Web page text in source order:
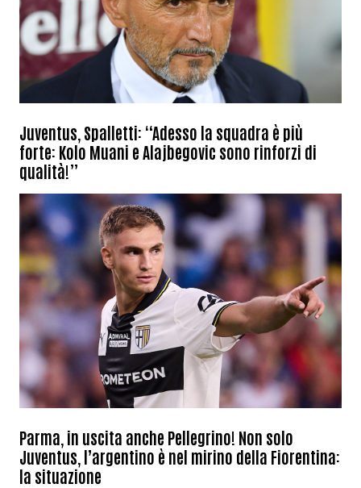
Juventus, Spalletti: “Adesso la squadra è più
forte: Kolo Muani e Alajbegovic sono rinforzi di
qualità!”
Parma, in uscita anche Pellegrino! Non solo
Juventus, l’argentino è nel mirino della Fiorentina:
la situazione